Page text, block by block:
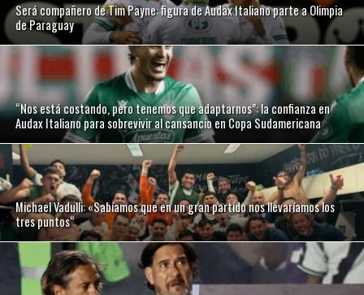
Será compañero de Tim Payne: figura de Audax Italiano parte a Olimpia
de Paraguay
“Nos está costando, pero tenemos que adaptarnos”: la confianza en
Audax Italiano para sobrevivir al cansancio en Copa Sudamericana
Michael Vadulli: «Sabíamos que en un gran partido nos llevaríamos los
tres puntos“